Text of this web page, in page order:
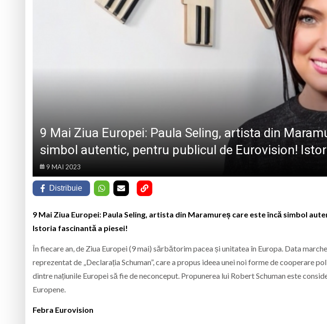
Va avea loc prima ediție a Festivalului Toamnei
Într-o zi de 8 august s-a născut actorul
Prognoza meteo Maramureș, sâmbătă 8
Ziua Minerului va fi sărbătorită în Baia Sprie
9 Mai Ziua Europei: Paula Seling, artista din
simbol autentic, pentru publicul de Eurovision!
9 MAI 2023
Distribuie
9 Mai Ziua Europei: Paula Seling, artista din Maramureș care este încă simbol
Istoria fascinantă a piesei!
În fiecare an, de Ziua Europei (9 mai) sărbătorim pacea și unitatea în Europa. Data
reprezentat de „Declarația Schuman”, care a propus ideea unei noi forme de cooperare
dintre națiunile Europei să fie de neconceput. Propunerea lui Robert Schuman este
Europene.
Febra Eurovision